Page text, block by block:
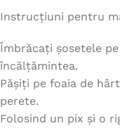
Instrucțiuni pentru
Îmbrăcați șosetele
încălțămintea.
Pășiți pe foaia de
perete.
Folosind un pix și o